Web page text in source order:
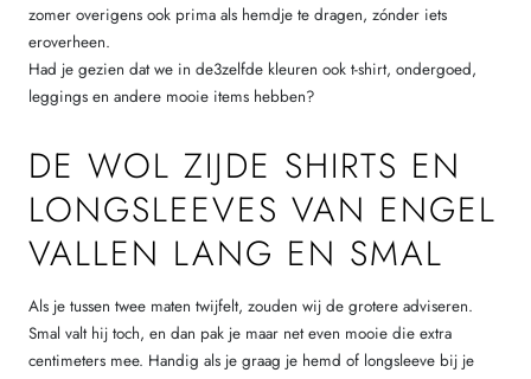
zomer overigens ook prima als hemdje te dragen, zónder iets
eroverheen.
Had je gezien dat we in de3zelfde kleuren ook t-shirt, ondergoed,
leggings en andere mooie items hebben?
DE WOL ZIJDE SHIRTS EN
LONGSLEEVES VAN ENGEL
VALLEN LANG EN SMAL
Als je tussen twee maten twijfelt, zouden wij de grotere adviseren.
Smal valt hij toch, en dan pak je maar net even mooie die extra
centimeters mee. Handig als je graag je hemd of longsleeve bij je